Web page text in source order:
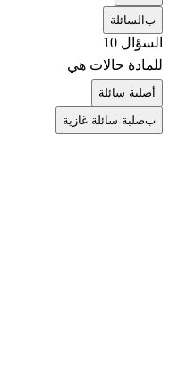
ب السائلة
السؤال 10
للمادة حالات هي
أصلبة سائلة
بصلبة سائلة غازية